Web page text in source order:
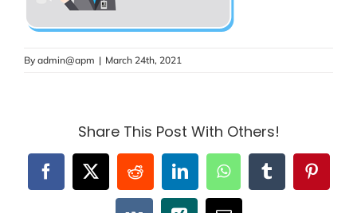
By admin@apm | March 24th, 2021
Share This Post With Others!
Facebook
X RedditLinkedInWhatsAppTumblr